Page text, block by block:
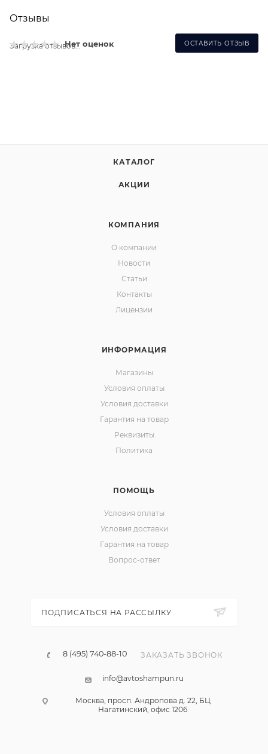
Отзывы
Нет оценок ОСТАВИТЬ ОТЗЫВ
Загрузка отзывов...
КАТАЛОГ
АКЦИИ
КОМПАНИЯ
О компании
Новости
Статьи
Контакты
Лицензии
ИНФОРМАЦИЯ
Магазины
Условия оплаты
Условия доставки
Гарантия на товар
Реквизиты
Политика
ПОМОЩЬ
Условия оплаты
Условия доставки
Гарантия на товар
Вопрос-ответ
ПОДПИСАТЬСЯ НА РАССЫЛКУ
8 (495) 740-88-10 ЗАКАЗАТЬ ЗВОНОК
info@avtoshampun.ru
Москва, просп. Андропова д. 22, БЦ
Нагатинский, офис 1206